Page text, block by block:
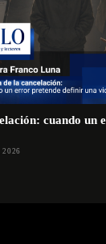
cuando un